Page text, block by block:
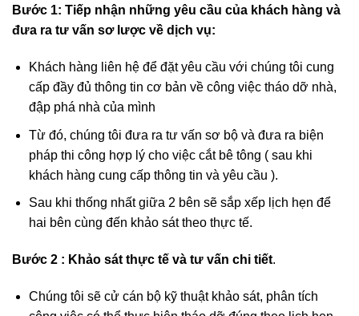
Bước 1:
Tiếp nhận những yêu cầu của khách hàng và
Khách hàng liên hệ để đặt yêu cầu với chúng tôi cung
cấp đầy đủ thông tin cơ bản về công việc tháo dỡ nhà,
Từ đó, chúng tôi đưa ra tư vấn sơ bộ và đưa ra biện
pháp thi công hợp lý cho việc cắt bê tông ( sau khi
khách hàng cung cấp thông tin và yêu cầu ).
Sau khi thống nhất giữa 2 bên sẽ sắp xếp lịch hẹn để
Khảo sát thực tế và tư vấn chi tiết
Chúng tôi sẽ cử cán bộ kỹ thuật khảo sát, phân tích